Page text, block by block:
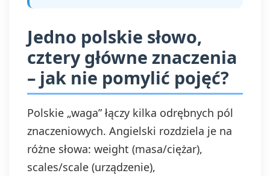
Jedno polskie słowo,
cztery główne znaczenia
– jak nie pomylić pojęć?
Polskie „waga” łączy kilka odrębnych pól
znaczeniowych. Angielski rozdziela je na
różne słowa: weight (masa/ciężar),
scales/scale (urządzenie),